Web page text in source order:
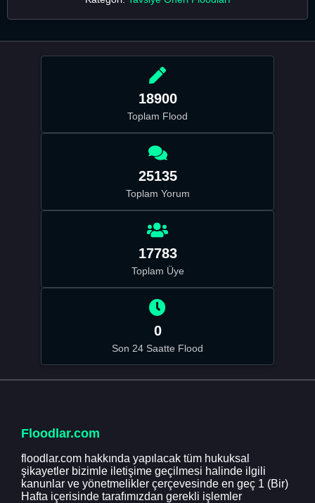
18900
Toplam Flood
25135
Toplam Yorum
17783
Toplam Üye
0
Son 24 Saatte Flood
Floodlar.com
floodlar.com hakkında yapılacak tüm hukuksal
şikayetler bizimle iletişime geçilmesi halinde ilgili
kanunlar ve yönetmelikler çerçevesinde en geç 1 (Bir)
Hafta içerisinde tarafımızdan gerekli işlemler